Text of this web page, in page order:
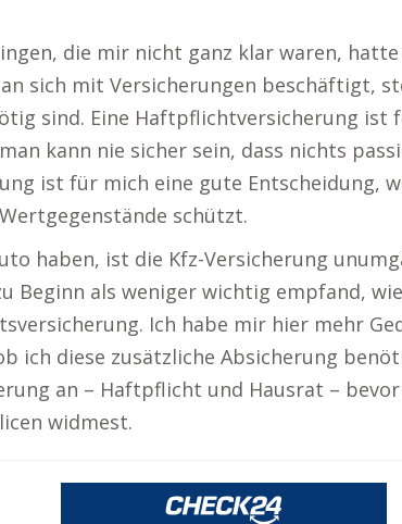
die mir nicht ganz klar waren,
sich mit Versicherungen beschäftigt,
sind. Eine Haftpflichtversicherung ist
kann nie sicher sein, dass nichts
ist für mich eine gute Entscheidung,
schützt.
haben, ist die Kfz-Versicherung
Beginn als weniger wichtig empfand,
Ich habe mir hier mehr
ich diese zusätzliche Absicherung
an – Haftpflicht und Hausrat –
widmest.